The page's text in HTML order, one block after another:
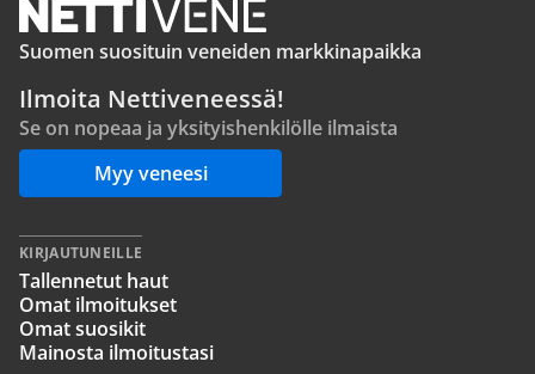
Suomen suosituin veneiden markkinapaikka
Ilmoita Nettiveneessä!
Se on nopeaa ja yksityishenkilölle ilmaista
Myy veneesi
KIRJAUTUNEILLE
Tallennetut haut
Omat ilmoitukset
Omat suosikit
Mainosta ilmoitustasi